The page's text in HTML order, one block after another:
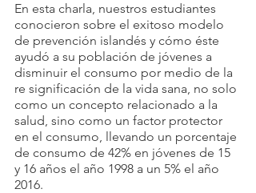
En esta charla, nuestros estudiantes
conocieron sobre el exitoso modelo
de prevención islandés y cómo éste
ayudó a su población de jóvenes a
disminuir el consumo por medio de la
re significación de la vida sana, no solo
como un concepto relacionado a la
salud, sino como un factor protector
en el consumo, llevando un porcentaje
de consumo de 42% en jóvenes de 15
y 16 años el año 1998 a un 5% el año
2016.